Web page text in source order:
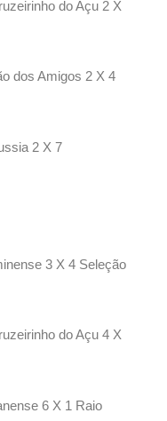
do Açu 2 X
dos Amigos 2 X 4
2 X 7
3 X 4 Seleção
do Açu 4 X
6 X 1 Raio